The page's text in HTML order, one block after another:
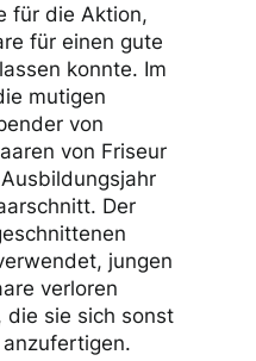
für die Aktion,
für einen gute
konnte. Im
mutigen
von
von Friseur
Der
jungen
verloren
die sie sich sonst